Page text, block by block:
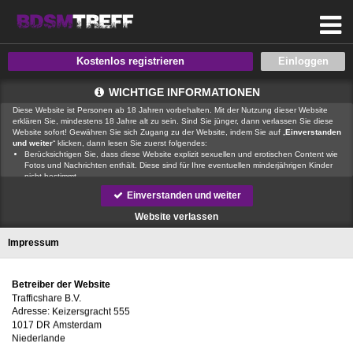
Kostenlos registrieren
WICHTIGE INFORMATIONEN
Diese Website ist Personen ab 18 Jahren vorbehalten. Mit der Nutzung dieser Website
erklären Sie, mindestens 18 Jahre alt zu sein. Sind Sie jünger, dann verlassen Sie diese
Website sofort! Gewähren Sie sich Zugang zu der Website, indem Sie auf „ Einverstanden
und weiter“ klicken, dann lesen Sie zuerst folgendes:
Berücksichtigen Sie, dass diese Website explizit sexuellen und erotischen Content wie
Fotos und Nachrichten enthält. Diese sind für Ihre eventuellen minderjährigen Kinder
nicht bestimmt.
, der Betreiber dieser Website, verfügt über keine Mittel, um die Inhalte
von Profilen der Nutzer dieser Website zu kontrollieren.
in der Lage, Nutzer dieser Website auf eine strafrechtliche Vergangenheit zu prüfen.
Sie müssen daher selbst die nötige Sorgfalt walten lassen bei der Beurteilung, ob ein
Website Sie täuschen oder betrügen will.
Gerät bezogene Informationen zu speichern.
Seien Sie vorsichtig, wenn Sie über diese Website mit Fremden kommunizieren. Sie
wissen schließlich nie, ob diese gute oder schlechte Absichten hegen. Verwenden Sie
auf der Website daher nie Ihren Nachnamen, E-Mail-Adresse, Wohn- oder
Arbeitsanschrift, Telefonnummer oder andere auf Sie zurückführbare Angaben.
Setzt jemand Sie über diese Website unter Druck, um z. B. persönliche
Einverstanden und weiter
Website verlassen
Impressum
Betreiber der Website
Adresse: